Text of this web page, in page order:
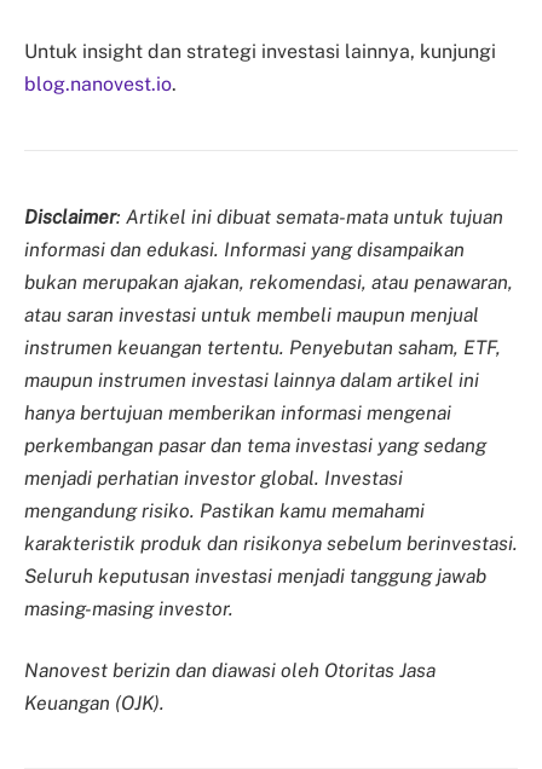
Untuk insight dan strategi investasi lainnya, kunjungi
blog.nanovest.io.
Disclaimer: Artikel ini dibuat semata-mata untuk tujuan
informasi dan edukasi. Informasi yang disampaikan
bukan merupakan ajakan, rekomendasi, atau penawaran,
atau saran investasi untuk membeli maupun menjual
instrumen keuangan tertentu. Penyebutan saham, ETF,
maupun instrumen investasi lainnya dalam artikel ini
hanya bertujuan memberikan informasi mengenai
perkembangan pasar dan tema investasi yang sedang
menjadi perhatian investor global. Investasi
mengandung risiko. Pastikan kamu memahami
karakteristik produk dan risikonya sebelum berinvestasi.
Seluruh keputusan investasi menjadi tanggung jawab
masing-masing investor.
Nanovest berizin dan diawasi oleh Otoritas Jasa
Keuangan (OJK).